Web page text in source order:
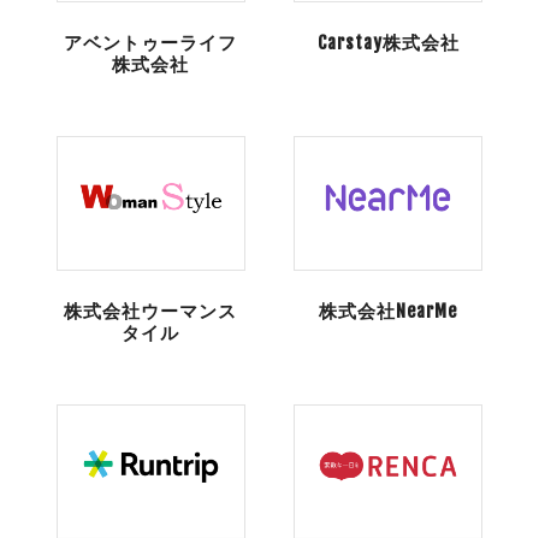
アベントゥーライフ
株式会社
Carstay株式会社
株式会社ウーマンス
タイル
株式会社NearMe